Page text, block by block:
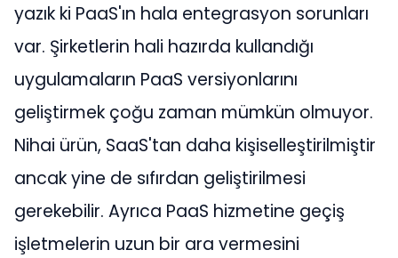
yazık ki PaaS'ın hala entegrasyon sorunları
var. Şirketlerin hali hazırda kullandığı
uygulamaların PaaS versiyonlarını
geliştirmek çoğu zaman mümkün olmuyor.
Nihai ürün, SaaS'tan daha kişiselleştirilmiştir
ancak yine de sıfırdan geliştirilmesi
gerekebilir. Ayrıca PaaS hizmetine geçiş
işletmelerin uzun bir ara vermesini